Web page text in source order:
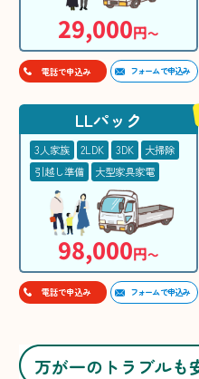
29,000円〜
電話で申込み フォームで申込み
LLパック
3人家族 2LDK 3DK
大掃除
引越し準備
大型家具家電
98,000円〜
電話で申込み フォームで申込み
万が一のトラブルも